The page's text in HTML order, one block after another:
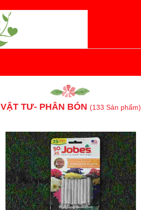
VẬT TƯ- PHÂN BÓN(133 Sản phẩm)